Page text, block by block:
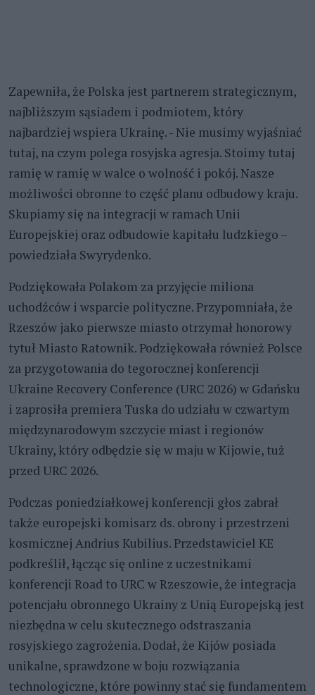
Zapewniła, że Polska jest partnerem strategicznym,
najbliższym sąsiadem i podmiotem, który
najbardziej wspiera Ukrainę. - Nie musimy wyjaśniać
tutaj, na czym polega rosyjska agresja. Stoimy tutaj
ramię w ramię w walce o wolność i pokój. Nasze
możliwości obronne to część planu odbudowy kraju.
Skupiamy się na integracji w ramach Unii
Europejskiej oraz odbudowie kapitału ludzkiego –
powiedziała Swyrydenko.
Podziękowała Polakom za przyjęcie miliona
uchodźców i wsparcie polityczne. Przypomniała, że
Rzeszów jako pierwsze miasto otrzymał honorowy
tytuł Miasto Ratownik. Podziękowała również Polsce
za przygotowania do tegorocznej konferencji
Ukraine Recovery Conference (URC 2026) w Gdańsku
i zaprosiła premiera Tuska do udziału w czwartym
międzynarodowym szczycie miast i regionów
Ukrainy, który odbędzie się w maju w Kijowie, tuż
przed URC 2026.
Podczas poniedziałkowej konferencji głos zabrał
także europejski komisarz ds. obrony i przestrzeni
kosmicznej Andrius Kubilius. Przedstawiciel KE
podkreślił, łącząc się online z uczestnikami
konferencji Road to URC w Rzeszowie, że integracja
potencjału obronnego Ukrainy z Unią Europejską jest
niezbędna w celu skutecznego odstraszania
rosyjskiego zagrożenia. Dodał, że Kijów posiada
unikalne, sprawdzone w boju rozwiązania
technologiczne, które powinny stać się fundamentem